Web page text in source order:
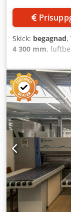
Skick: begagnad,
4 300 mm,
TEKNISKA
Skjutlängd: 4
mm Skärhöjd
gripdon: 5 st
168 – 4 168 mm
mm Sågteknik
sågförskärare:
sågvagn:
rullbanor: 10
Nedre
UTRUSTNING -